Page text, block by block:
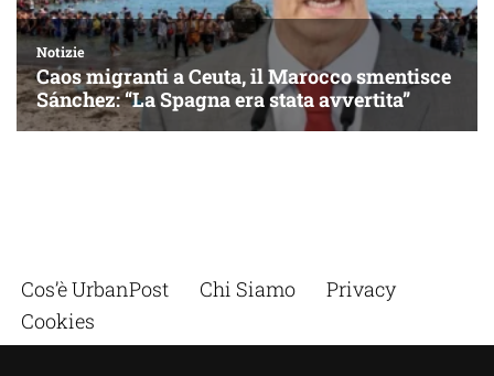
Cos’è UrbanPost Chi Siamo
Privacy
Cookies